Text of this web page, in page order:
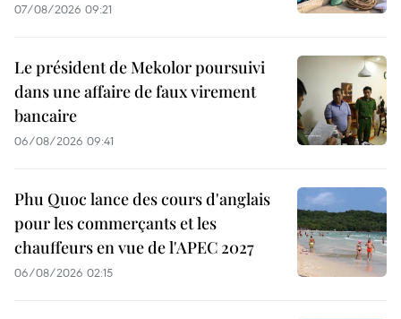
07/08/2026 09:21
Le président de Mekolor poursuivi
dans une affaire de faux virement
bancaire
06/08/2026 09:41
Phu Quoc lance des cours d'anglais
pour les commerçants et les
chauffeurs en vue de l'APEC 2027
06/08/2026 02:15